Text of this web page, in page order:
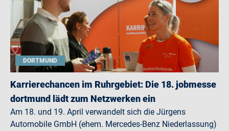
DORTMUND
Karrierechancen im Ruhrgebiet: Die 18. jobmesse
dortmund lädt zum Netzwerken ein
Am 18. und 19. April verwandelt sich die Jürgens
Automobile GmbH (ehem. Mercedes-Benz Niederlassung)